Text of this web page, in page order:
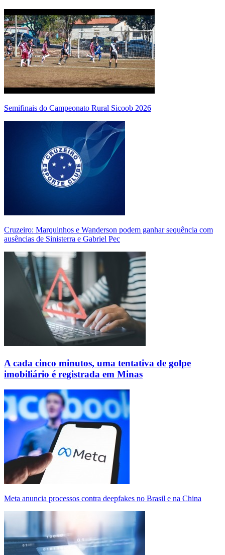
Semifinais do Campeonato Rural Sicoob 2026
Cruzeiro: Marquinhos e Wanderson podem ganhar sequência com
ausências de Sinisterra e Gabriel Pec
A cada cinco minutos, uma tentativa de golpe
imobiliário é registrada em Minas
Meta anuncia processos contra deepfakes no Brasil e na China